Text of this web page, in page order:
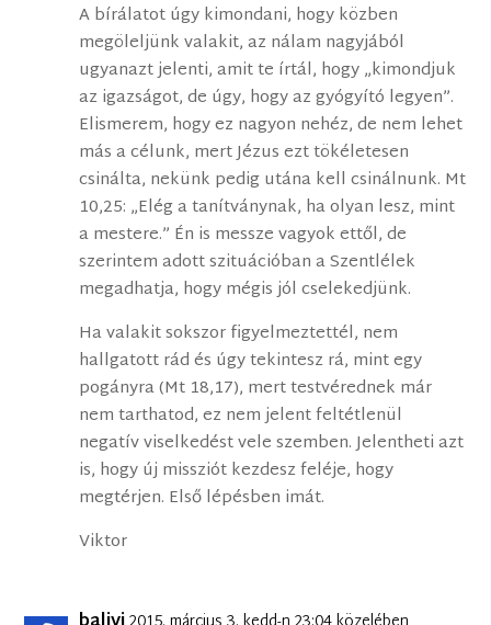
A bírálatot úgy kimondani, hogy közben
megöleljünk valakit, az nálam nagyjából
ugyanazt jelenti, amit te írtál, hogy „kimondjuk
az igazságot, de úgy, hogy az gyógyító legyen”.
Elismerem, hogy ez nagyon nehéz, de nem lehet
más a célunk, mert Jézus ezt tökéletesen
csinálta, nekünk pedig utána kell csinálnunk. Mt
10,25: „Elég a tanítványnak, ha olyan lesz, mint
a mestere.” Én is messze vagyok ettől, de
szerintem adott szituációban a Szentlélek
megadhatja, hogy mégis jól cselekedjünk.
Ha valakit sokszor figyelmeztettél, nem
hallgatott rád és úgy tekintesz rá, mint egy
pogányra (Mt 18,17), mert testvérednek már
nem tarthatod, ez nem jelent feltétlenül
negatív viselkedést vele szemben. Jelentheti azt
is, hogy új missziót kezdesz feléje, hogy
megtérjen. Első lépésben imát.
Viktor